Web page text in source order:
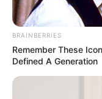
BRAINBERRIES
Remember These
Defined A Generation